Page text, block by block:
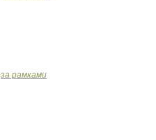
за рамками